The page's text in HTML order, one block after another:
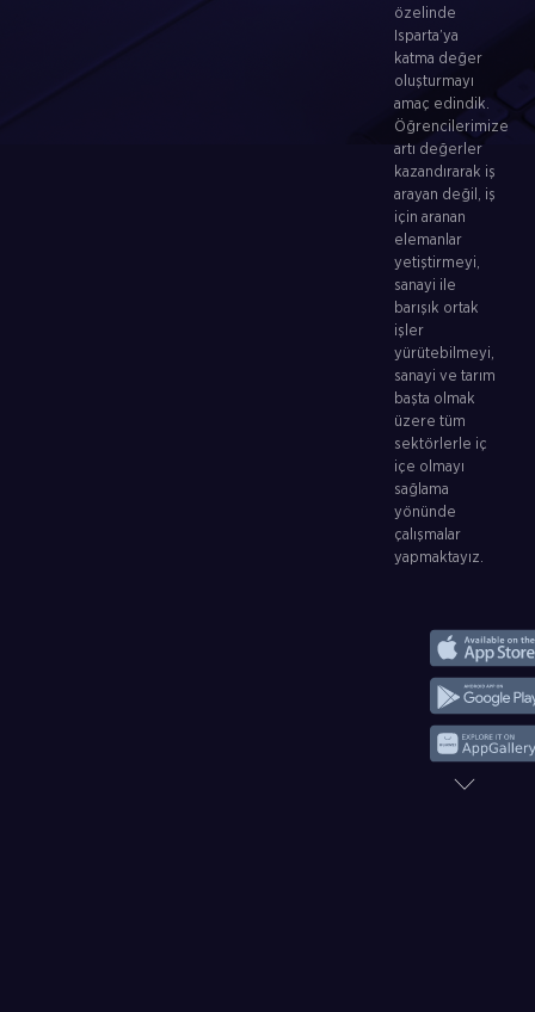
özelinde
Isparta’ya
katma değer
oluşturmayı
amaç edindik.
Öğrencilerimize
artı değerler
kazandırarak iş
arayan değil, iş
için aranan
elemanlar
yetiştirmeyi,
sanayi ile
barışık ortak
işler
yürütebilmeyi,
sanayi ve tarım
başta olmak
üzere tüm
sektörlerle iç
içe olmayı
sağlama
yönünde
çalışmalar
yapmaktayız.